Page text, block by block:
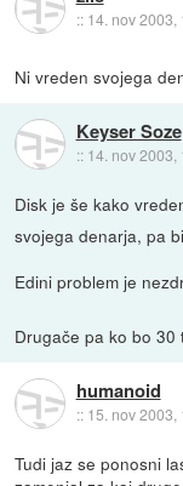
:: 14. nov 2003,
Ni vreden svojega
Keyser Soze
:: 14. nov 2003,
Disk je še kako
svojega denarja, pa
Edini problem je
Drugače pa ko bo 30
humanoid
:: 15. nov 2003,
Tudi jaz se ponosni